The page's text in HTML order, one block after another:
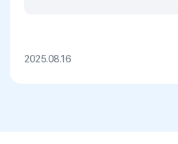
2025.08.16